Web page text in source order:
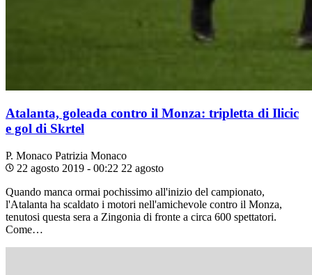
Atalanta, goleada contro il Monza: tripletta di Ilicic
e gol di Skrtel
P. Monaco Patrizia Monaco
22 agosto 2019 - 00:22 22 agosto
Quando manca ormai pochissimo all'inizio del campionato,
l'Atalanta ha scaldato i motori nell'amichevole contro il Monza,
tenutosi questa sera a Zingonia di fronte a circa 600 spettatori.
Come…